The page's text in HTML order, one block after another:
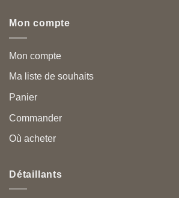
Mon compte
Mon compte
Ma liste de souhaits
Panier
Commander
Où acheter
Détaillants